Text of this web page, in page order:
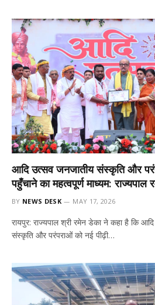
आदि उत्सव जनजातीय संस्कृति और
पहुँचाने का महत्वपूर्ण माध्यम:
BY NEWS DESK MAY 17, 2026
रायपुर: राज्यपाल श्री रमेन डेका ने कहा है कि
संस्कृति और परंपराओं को नई पीढ़ी…